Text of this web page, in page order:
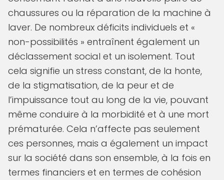
chaussures ou la réparation de la machine à
laver. De nombreux déficits individuels et «
non-possibilités » entraînent également un
déclassement social et un isolement. Tout
cela signifie un stress constant, de la honte,
de la stigmatisation, de la peur et de
l’impuissance tout au long de la vie, pouvant
même conduire à la morbidité et à une mort
prématurée. Cela n’affecte pas seulement
ces personnes, mais a également un impact
sur la société dans son ensemble, à la fois en
termes financiers et en termes de cohésion